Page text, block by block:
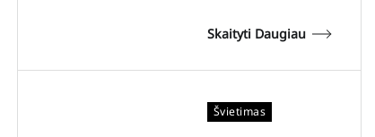
Skaityti Daugiau
Švietimas